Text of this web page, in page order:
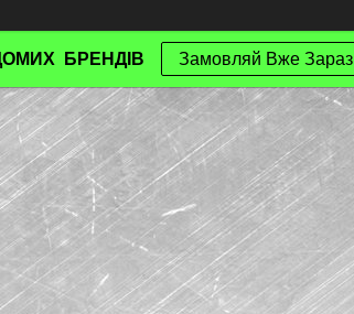
БРЕНДІВ Замовляй Вже Зараз